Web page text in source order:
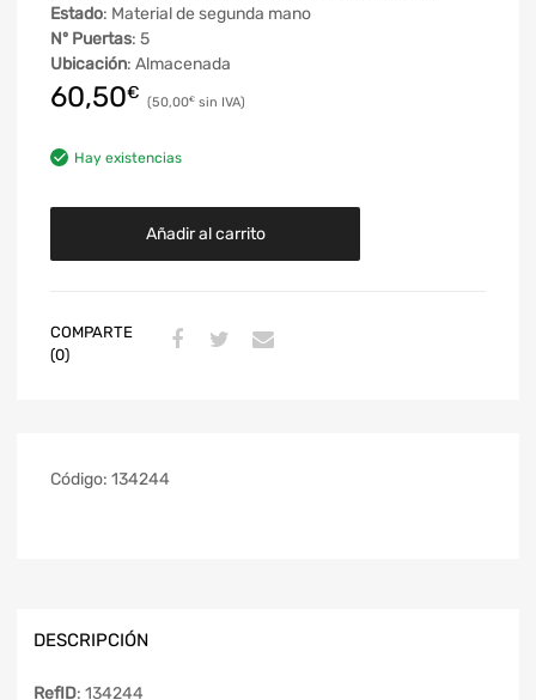
Estado: Material de segunda mano
Nº Puertas: 5
Ubicación: Almacenada
60,50€ 50,00€
Hay existencias
Añadir al carrito
COMPARTE
(0)
Código: 134244
DESCRIPCIÓN
RefID: 134244